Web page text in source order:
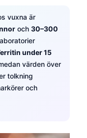
vuxna är
och 30–300
under 15
värden över
tolkning
och